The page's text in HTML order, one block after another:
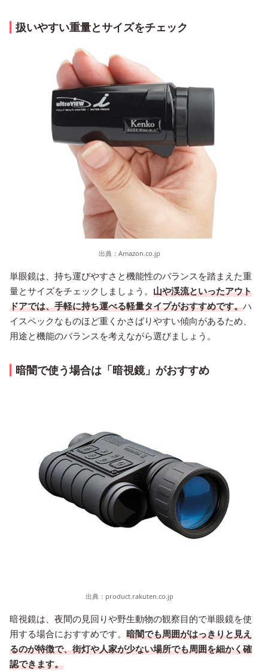
扱いやすい重量とサイズをチェック
出典： Amazon.co.jp
単眼鏡は、持ち運びやすさと機能性のバランスを踏まえた重
量とサイズをチェックしましょう。 山や渓流といったアウト
ドアでは、手軽に持ち運べる軽量タイプがおすすめです。ハ
イスペックなものほど重くかさばりやすい傾向があるため、
用途と機能のバランスを考えながら選びましょう。
暗闇で使う場合は「暗視鏡」がおすすめ
出典： product.rakuten.co.jp
暗視鏡は、夜間の見回りや野生動物の観察目的で単眼鏡を使
用する場合におすすめです。 暗闇でも周囲がはっきりと見え
るのが特徴で、街灯や人家が少ない場所でも周囲を細かく確
認できます。